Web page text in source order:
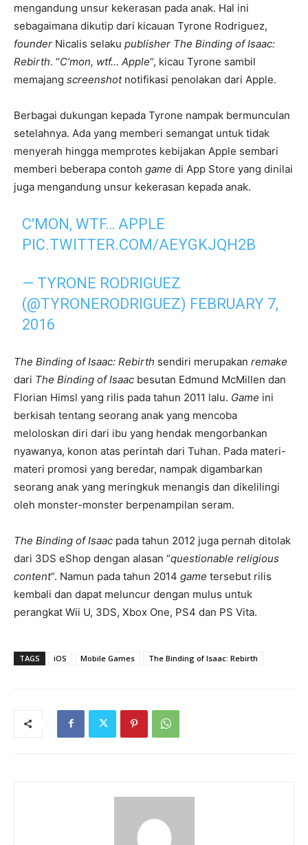
mengandung unsur kekerasan pada anak. Hal ini
sebagaimana dikutip dari kicauan Tyrone Rodriguez,
founder Nicalis selaku publisher The Binding of Isaac:
Rebirth. “C’mon, wtf… Apple“, kicau Tyrone sambil
memajang screenshotnotifikasi penolakan dari Apple.
Berbagai dukungan kepada Tyrone nampak bermunculan
setelahnya. Ada yang memberi semangat untuk tidak
menyerah hingga memprotes kebijakan Apple sembari
memberi beberapa contoh game di App Store yang dinilai
juga mengandung unsur kekerasan kepada anak.
C'MON, WTF… APPLE
PIC.TWITTER.COM/AEYGKJQH2B
— TYRONE RODRIGUEZ
(@TYRONERODRIGUEZ) FEBRUARY 7,
2016
The Binding of Isaac: Rebirth sendiri merupakan remake
dari The Binding of Isaac besutan Edmund McMillen dan
Florian Himsl yang rilis pada tahun 2011 lalu. Game ini
berkisah tentang seorang anak yang mencoba
meloloskan diri dari ibu yang hendak mengorbankan
nyawanya, konon atas perintah dari Tuhan. Pada materi-
materi promosi yang beredar, nampak digambarkan
seorang anak yang meringkuk menangis dan dikelilingi
oleh monster-monster berpenampilan seram.
The Binding of Isaac pada tahun 2012 juga pernah ditolak
dari 3DS eShop dengan alasan “questionable religious
content“. Namun pada tahun 2014 game tersebut rilis
kembali dan dapat meluncur dengan mulus untuk
perangkat Wii U, 3DS, Xbox One, PS4 dan PS Vita.
TAGS iOS Mobile Games The Binding of Isaac: Rebirth